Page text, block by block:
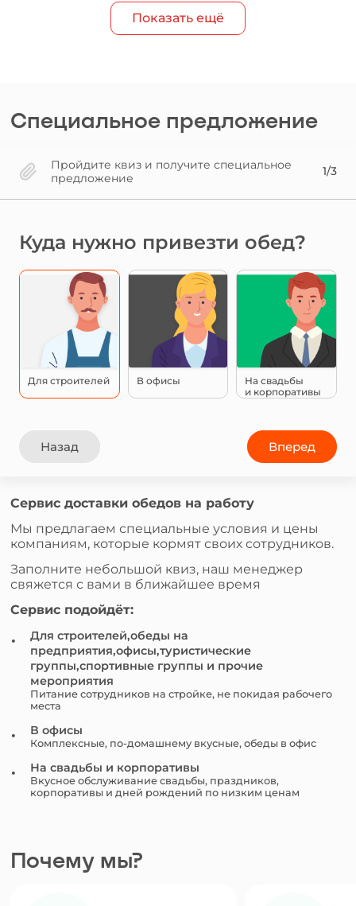
Показать ещё
Специальное предложение
Пройдите квиз и получите специальное
предложение
1/3
Куда нужно привезти обед?
Для строителей В офисы
На свадьбы
и корпоративы
Назад Вперед
Сервис доставки обедов на работу
Мы предлагаем специальные условия и цены
компаниям, которые кормят своих сотрудников.
Заполните небольшой квиз, наш менеджер
свяжется с вами в ближайшее время
Сервис подойдёт:
Для строителей,обеды на
предприятия,офисы,туристические
группы,спортивные группы и прочие
мероприятия
Питание сотрудников на стройке, не покидая рабочего
места
В офисы
Комплексные, по-домашнему вкусные, обеды в офис
На свадьбы и корпоративы
Вкусное обслуживание свадьбы, праздников,
корпоративы и дней рождений по низким ценам
Почему мы?